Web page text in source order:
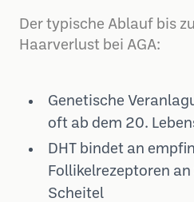
Der typische Ablauf bis
Haarverlust bei AGA:
Genetische
oft ab dem 20.
DHT bindet an
Follikelrezeptoren
Scheitel